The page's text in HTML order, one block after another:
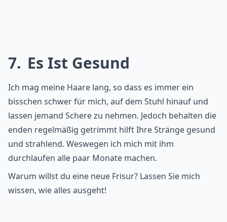
7 Es Ist Gesund
Ich mag meine Haare lang, so dass es immer ein
bisschen schwer für mich, auf dem Stuhl hinauf und
lassen jemand Schere zu nehmen. Jedoch behalten die
enden regelmäßig getrimmt hilft Ihre Stränge gesund
und strahlend. Weswegen ich mich mit ihm
durchlaufen alle paar Monate machen.
Warum willst du eine neue Frisur? Lassen Sie mich
wissen, wie alles ausgeht!